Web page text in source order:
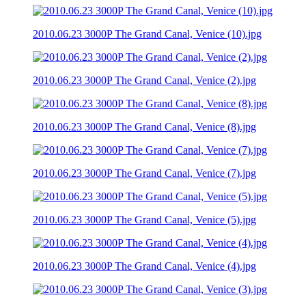
2010.06.23 3000P The Grand Canal, Venice (10).jpg
2010.06.23 3000P The Grand Canal, Venice (2).jpg
2010.06.23 3000P The Grand Canal, Venice (8).jpg
2010.06.23 3000P The Grand Canal, Venice (7).jpg
2010.06.23 3000P The Grand Canal, Venice (5).jpg
2010.06.23 3000P The Grand Canal, Venice (4).jpg